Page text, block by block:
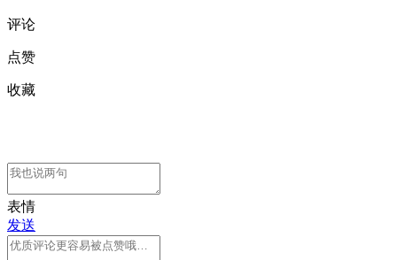
评论
点赞
收藏
表情
发送